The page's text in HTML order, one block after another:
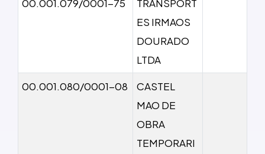
00.001.079/0001-75
TRANSPORT
ES IRMAOS
DOURADO
LTDA
00.001.080/0001-08
CASTEL
MAO DE
OBRA
TEMPORARI